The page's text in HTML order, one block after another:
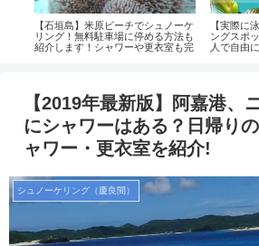
【石垣島】米原ビーチでシュノーケ
リング！無料駐車場に停める方法も
紹介します！シャワーや更衣室も完
【実際に
ングスポ
人で自由
【2019年最新版】阿嘉港、
にシャワーはある？日帰り
ャワー・更衣室を紹介!
シュノーケリング（慶良間）